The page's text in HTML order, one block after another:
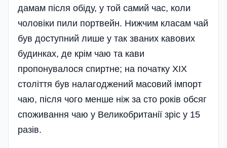
дамам після обіду, у той самий час, коли
чоловіки пили портвейн. Нижчим класам чай
був доступний лише у так званих кавових
будинках, де крім чаю та кави
пропонувалося спиртне; на початку XIX
століття був налагоджений масовий імпорт
чаю, після чого менше ніж за сто років обсяг
споживання чаю у Великобританії зріс у 15
разів.